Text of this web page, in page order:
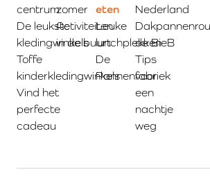
centrum
De leukste
kledingwinkels
Toffe
kinderkledingwinkels
Vind het
perfecte
cadeau
zomer
Activiteiten
in de buurt
eten
Leuke
lunchplekken
De
Pannenfabriek
Nederland
de BieB
Tips
voor
een
nachtje
weg